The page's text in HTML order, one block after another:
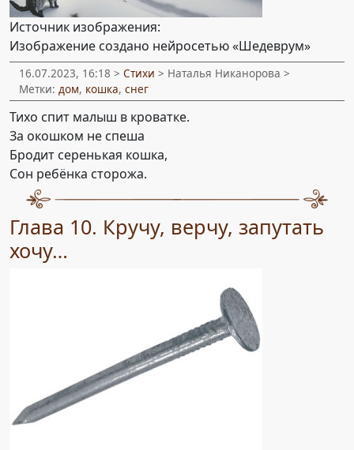
Источник изображения:
Изображение создано нейросетью «Шедеврум»
16.07.2023, 16:18 > Стихи > Наталья Никанорова >
Метки: дом, кошка, снег
Тихо спит малыш в кроватке.
За окошком не спеша
Бродит серенькая кошка,
Сон ребёнка сторожа.
Глава 10. Кручу, верчу, запутать
хочу…